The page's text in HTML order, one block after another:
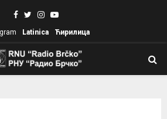
Facebook
TwitterInstagram
Youtube
Latinica Ћирилица